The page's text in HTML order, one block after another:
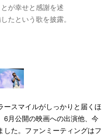
が幸せと感謝を述
たという歌を披露。
ースマイルがしっかりと届くほ
6月公開の映画への出演他、今
した。ファンミーティングはフ